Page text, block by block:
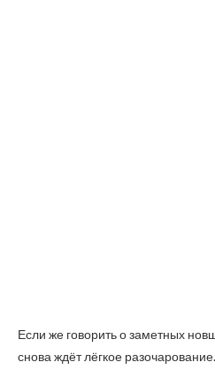
Если же говорить о заметных
снова ждёт лёгкое